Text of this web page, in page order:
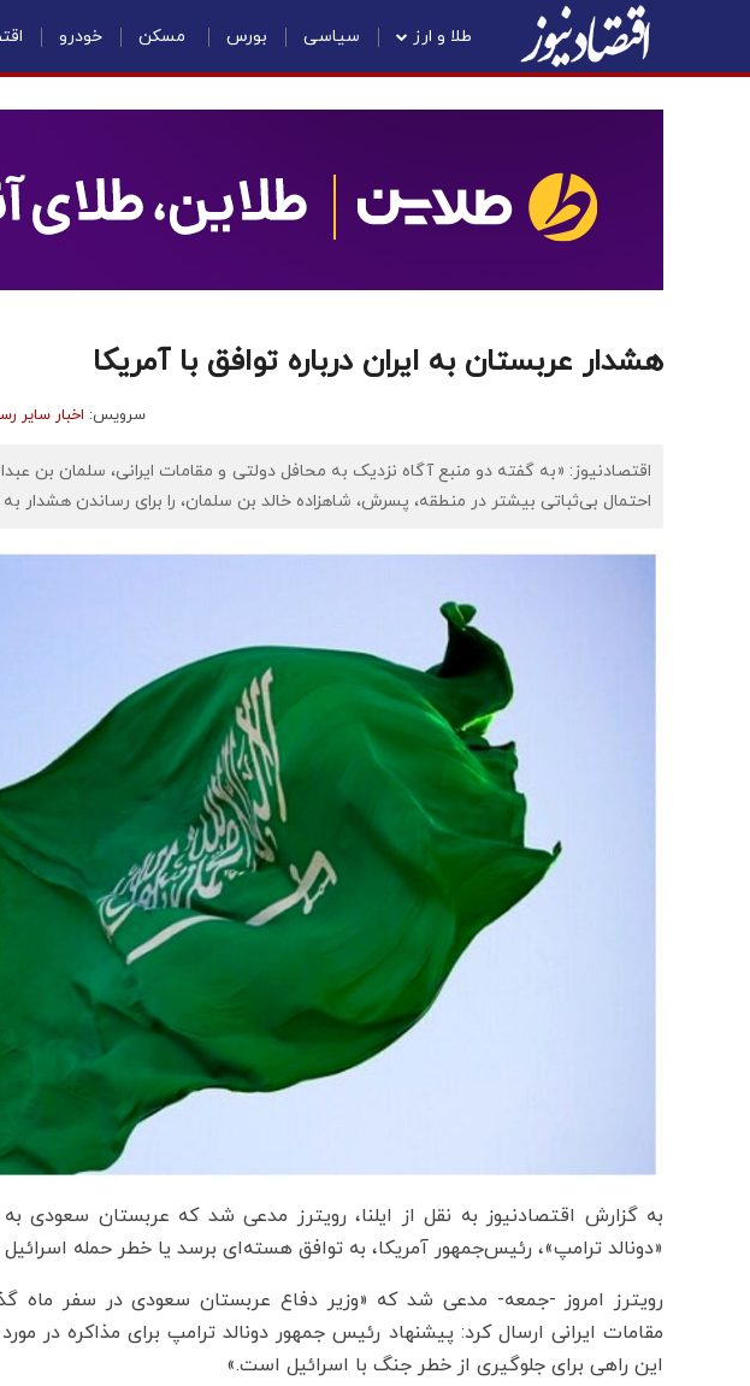
طلا و ارز سیاسی بورس مسکن خودرو
هشدار عربستان به ایران درباره توافق با آمریکا
سرویس: اخبار سایر
اقتصادنیوز: «به گفته دو منبع آگاه ‌نزدیک به محافل دولتی و مقامات ایرانی، سلمان بن
احتمال بی‌ثباتی بیشتر در منطقه، پسرش، شاهزاده خالد بن سلمان، را برای رساندن هشدار به
به گزارش اقتصادنیوز به نقل از ایلنا، رویترز مدعی شد که عربستان سعودی
«دونالد ترامپ»، رئیس‌جمهور آمریکا، به توافق هسته‌ای برسد یا خطر حمله اسرائیل
رویترز امروز -‌جمعه- مدعی شد که «وزیر دفاع عربستان سعودی در سفر ماه
مقامات ایرانی ارسال کرد: پیشنهاد رئیس جمهور دونالد ترامپ برای مذاکره در
این راهی برای جلوگیری از خطر جنگ با اسرائیل است.»